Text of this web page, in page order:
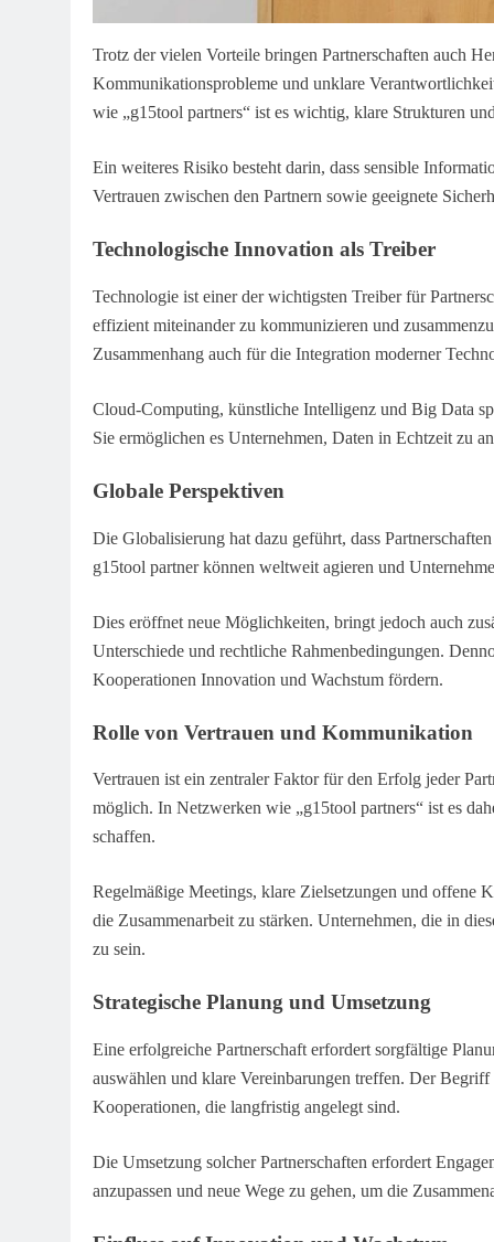
Trotz der vielen Vorteile bringen Partnerschaften auch
Kommunikationsprobleme und unklare
wie „g15tool partners“ ist es wichtig, klare Strukturen
Ein weiteres Risiko besteht darin, dass sensible
Vertrauen zwischen den Partnern sowie geeignete
Technologische Innovation als Treiber
Technologie ist einer der wichtigsten Treiber für
effizient miteinander zu kommunizieren und
Zusammenhang auch für die Integration moderner
Cloud-Computing, künstliche Intelligenz und Big Data
Sie ermöglichen es Unternehmen, Daten in Echtzeit zu
Globale Perspektiven
Die Globalisierung hat dazu geführt, dass
g15tool partner können weltweit agieren und
Dies eröffnet neue Möglichkeiten, bringt jedoch auch
Unterschiede und rechtliche Rahmenbedingungen.
Kooperationen Innovation und Wachstum fördern.
Rolle von Vertrauen und Kommunikation
Vertrauen ist ein zentraler Faktor für den Erfolg jeder
möglich. In Netzwerken wie „g15tool partners“ ist es
schaffen.
Regelmäßige Meetings, klare Zielsetzungen und offene
die Zusammenarbeit zu stärken. Unternehmen, die in
zu sein.
Strategische Planung und Umsetzung
Eine erfolgreiche Partnerschaft erfordert sorgfältige
auswählen und klare Vereinbarungen treffen. Der
Kooperationen, die langfristig angelegt sind.
Die Umsetzung solcher Partnerschaften erfordert
anzupassen und neue Wege zu gehen, um die